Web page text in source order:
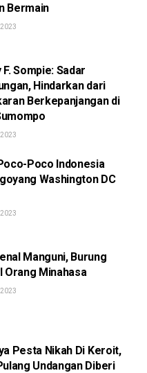
Bermain
F. Sompie: Sadar
Hindarkan dari
Berkepanjangan di
Poco Indonesia
Washington DC
Manguni, Burung
Orang Minahasa
Pesta Nikah Di Keroit,
Undangan Diberi